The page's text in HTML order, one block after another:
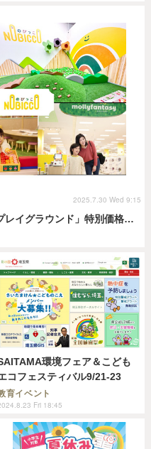
レイグラウンド」特別価格…
2025.7.30 Wed 9:15
環境フェア＆こども
コフェスティバル9/21-23
育イベント
Fri 18:45